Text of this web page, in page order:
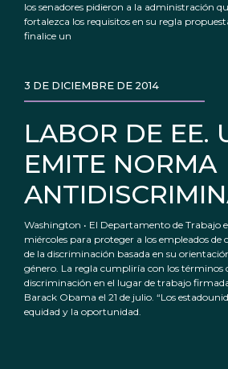
los senadores pidieron a la administración
fortalezca los requisitos en su regla
finalice un
LABOR DE EE.
EMITE NORMA
3 DE DICIEMBRE DE 2014
Washington • El Departamento de Trabajo
miércoles para proteger a los empleados de
de la discriminación basada en su
género. La regla cumpliría con los términos
discriminación en el lugar de trabajo
Barack Obama el 21 de julio. “Los
equidad y la oportunidad.